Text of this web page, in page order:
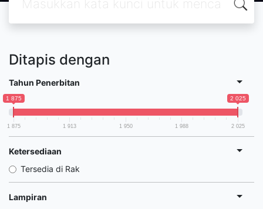
Ditapis dengan
Tahun Penerbitan
1 875 2 025
1 875 1 913 1 950 1 988 2 025
Ketersediaan
Tersedia di Rak
Lampiran